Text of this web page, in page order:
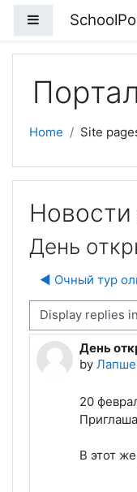
Side panel
Home Site
Новости
День
◀︎ Очный тур
mode
День
by
Number
20
В этот